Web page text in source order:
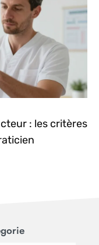
: les critères